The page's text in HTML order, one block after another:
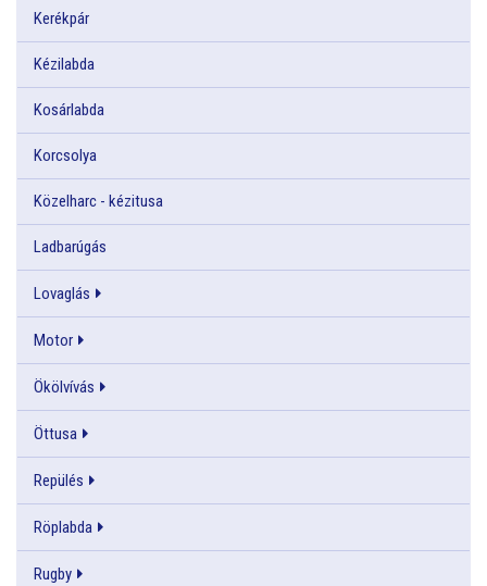
Kerékpár
Kézilabda
Kosárlabda
Korcsolya
Közelharc - kézitusa
Ladbarúgás
Lovaglás
Motor
Ökölvívás
Öttusa
Repülés
Röplabda
Rugby